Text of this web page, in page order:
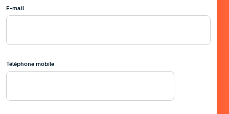
E-mail
Téléphone mobile